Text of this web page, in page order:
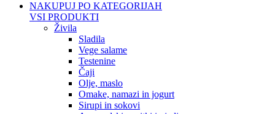
NAKUPUJ PO KATEGORIJAH
VSI PRODUKTI
Živila
Sladila
Vege salame
Testenine
Čaji
Olje, maslo
Omake, namazi in jogurt
Sirupi in sokovi